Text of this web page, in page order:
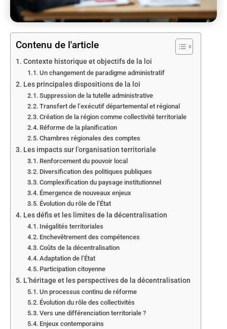
Contenu de l'article
Contexte historique et objectifs de la loi
Un changement de paradigme administratif
Les principales dispositions de la loi
Suppression de la tutelle administrative
Transfert de l’exécutif départemental et régional
Création de la région comme collectivité territoriale
Réforme de la planification
Chambres régionales des comptes
Les impacts sur l’organisation territoriale
Renforcement du pouvoir local
Diversification des politiques publiques
Complexification du paysage institutionnel
Émergence de nouveaux enjeux
Évolution du rôle de l’État
Les défis et les limites de la décentralisation
Inégalités territoriales
Enchevêtrement des compétences
Coûts de la décentralisation
Adaptation de l’État
Participation citoyenne
L’héritage et les perspectives de la décentralisation
Un processus continu de réforme
Évolution du rôle des collectivités
Vers une différenciation territoriale ?
Enjeux contemporains